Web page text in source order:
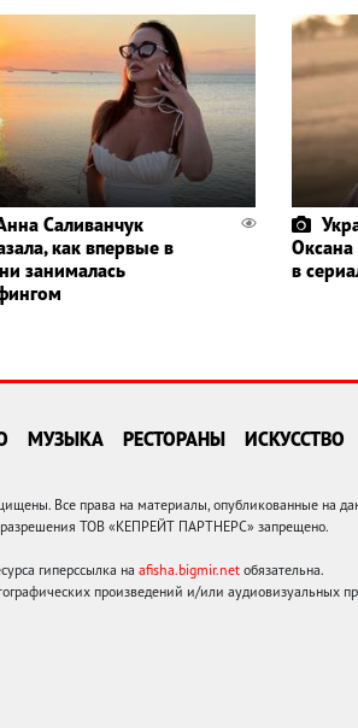
Саливанчук
как впервые в
занималась
в
МУЗЫКА РЕСТОРАНЫ ИСКУССТВО
Все права на материалы, опубликованные на
разрешения ТОВ «КЕПРЕЙТ ПАРТНЕРС» запрещено.
гиперссылка на afisha.bigmir.net обязательна.
произведений и/или аудиовизуальных